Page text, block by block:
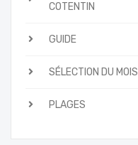
COTENTIN
GUIDE
SÉLECTION DU MOIS
PLAGES